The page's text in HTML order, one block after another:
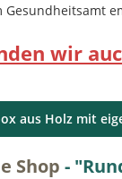
Gesundheitsamt
wir
aus Holz mit
Shop -